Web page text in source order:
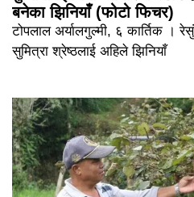
बनेका झिनियाँ (फोटो फिचर)
टोपलाल अर्यालगुल्मी, ६ कार्तिक ।
सुमित्रा श्रेष्ठलाई अहिले झिनियाँ